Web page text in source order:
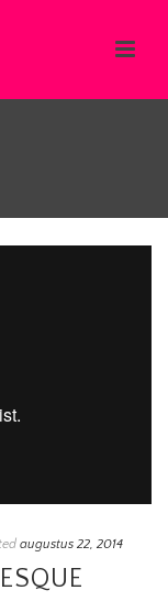
augustus 22, 2014